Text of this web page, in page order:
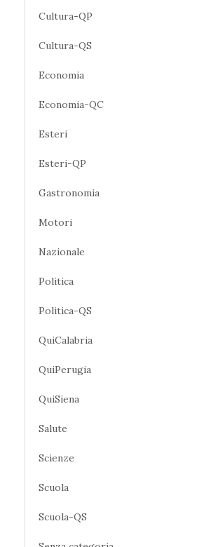
Cultura-QP
Cultura-QS
Economia
Economia-QC
Esteri
Esteri-QP
Gastronomia
Motori
Nazionale
Politica
Politica-QS
QuiCalabria
QuiPerugia
QuiSiena
Salute
Scienze
Scuola
Scuola-QS